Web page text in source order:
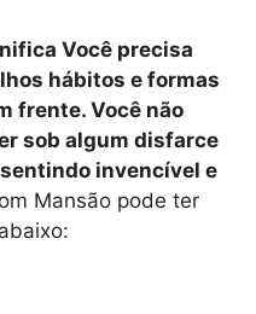
Você precisa
hábitos e formas
frente. Você não
sob algum disfarce
invencível e
Mansão pode ter